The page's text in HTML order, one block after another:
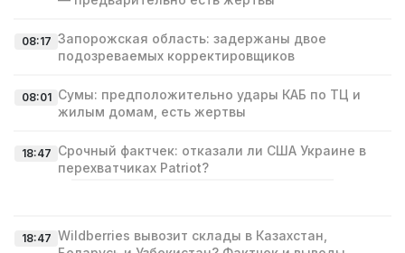
08:17 Запорожская область: задержаны двое
подозреваемых корректировщиков
08:01 Сумы: предположительно удары КАБ по ТЦ и
жилым домам, есть жертвы
18:47 Срочный фактчек: отказали ли США Украине в
перехватчиках Patriot?
18:47 Wildberries вывозит склады в Казахстан,